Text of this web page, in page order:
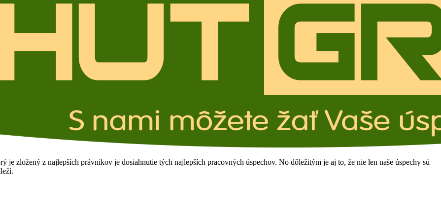
zložený z najlepších právnikov je dosiahnutie tých najlepších pracovných úspechov. No dôležitým je aj to, že nie len naše úspechy sú